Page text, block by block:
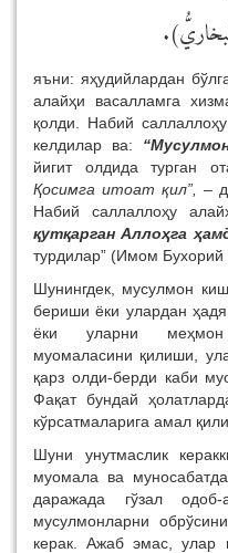
яъни: яҳудийлардан
алайҳи васалламга
қолди. Набий
келдилар ва:
йигит олдида турган
Қосимга итоат қил”,
–
Набий саллаллоҳу
қутқарган Аллоҳга
турдилар” (Имом Бухорий
Шунингдек, мусулмон
бериши ёки улардан
ёки уларни меҳмон
муомаласини қилиши,
қарз олди-берди каби
Фақат бундай
кўрсатмаларига амал
Шуни унутмаслик
муомала ва
даражада гўзал
мусулмонларни
керак. Ажаб эмас, улар